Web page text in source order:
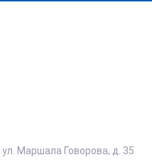
ул. Маршала Говорова, д. 35